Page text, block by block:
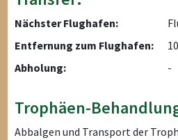
Nächster Flughafen:
Entfernung zum Flughafen:
Abholung:
-
Trophäen-
Abbalgen und Transport der